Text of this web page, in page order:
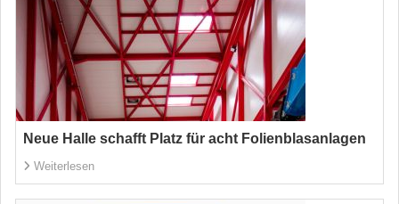
Neue Halle schafft Platz für acht Folienblasanlagen
Weiterlesen